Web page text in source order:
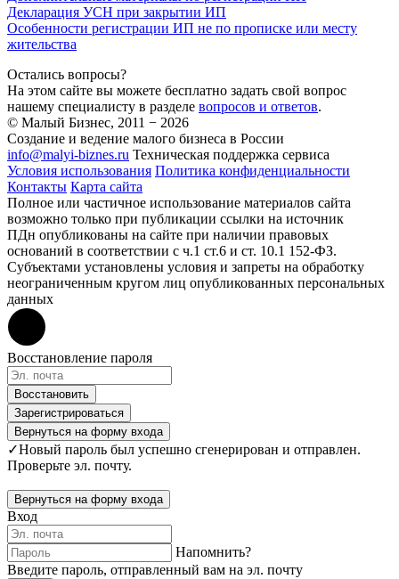
Декларация УСН при закрытии ИП
Особенности регистрации ИП не по прописке или месту
жительства
Остались вопросы?
На этом сайте вы можете бесплатно задать свой вопрос
нашему специалисту в разделе вопросов и ответов.
© Малый Бизнес, 2011 − 2026
Создание и ведение малого бизнеса в России
info@malyi-biznes.ru Техническая поддержка сервиса
Условия использования Политика конфиденциальности
Контакты Карта сайта
Полное или частичное использование материалов сайта
возможно только при публикации ссылки на источник
ПДн опубликованы на сайте при наличии правовых
оснований в соответствии с ч.1 ст.6 и ст. 10.1 152-ФЗ.
Субъектами установлены условия и запреты на обработку
неограниченным кругом лиц опубликованных персональных
данных
Восстановление пароля
Восстановить
Зарегистрироваться
Вернуться на форму входа
✓Новый пароль был успешно сгенерирован и отправлен.
Проверьте эл. почту.
Вернуться на форму входа
Вход
Напомнить?
Введите пароль, отправленный вам на эл. почту